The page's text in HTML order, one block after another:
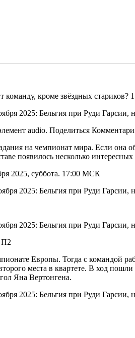
кроме звёздных
audio. Поделиться
на чемпионат мира. Если она
появилось несколько
2025, суббота. 17:00 МСК
П2
Европы. Тогда с командой
места в квартете. В ход
Яна Вертонгена.